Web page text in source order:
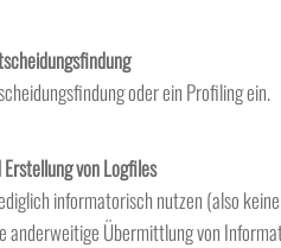
oder ein Profiling ein.
von Logfiles
informatorisch nutzen (also keine
anderweitige Übermittlung von